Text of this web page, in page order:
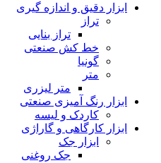
ابزار دقیق و اندازه گیری
تراز
تراز بنایی
خط کش صنعتی
گونیا
متر
متر لیزری
ابزار رنگ آمیزی صنعتی
کاردک و لیسه
ابزار کارگاهی و گاراژی
ابزار جک
جک روغنی